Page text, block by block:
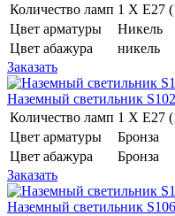
Количество ламп 1 Х E27
Цвет арматуры
Никель
Цвет абажура
никель
Заказать
Наземный светильник
Количество ламп 1 Х E27
Цвет арматуры
Бронза
Цвет абажура
Бронза
Заказать
Наземный светильник